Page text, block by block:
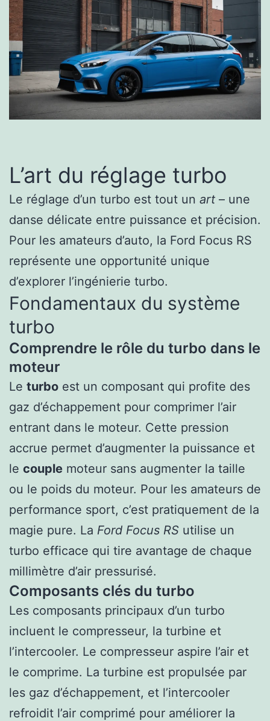
L’art du réglage turbo
Le réglage d’un turbo est tout un art – une
danse délicate entre puissance et précision.
Pour les amateurs d’auto, la Ford Focus RS
représente une opportunité unique
d’explorer l’ingénierie turbo.
Fondamentaux du système
turbo
Comprendre le rôle du turbo dans le
moteur
Le turbo est un composant qui profite des
gaz d’échappement pour comprimer l’air
entrant dans le moteur. Cette pression
accrue permet d’augmenter la puissance et
le couple moteur sans augmenter la taille
ou le poids du moteur. Pour les amateurs de
performance sport, c’est pratiquement de la
magie pure. La Ford Focus RS utilise un
turbo efficace qui tire avantage de chaque
millimètre d’air pressurisé.
Composants clés du turbo
Les composants principaux d’un turbo
incluent le compresseur, la turbine et
l’intercooler. Le compresseur aspire l’air et
le comprime. La turbine est propulsée par
les gaz d’échappement, et l’intercooler
refroidit l’air comprimé pour améliorer la